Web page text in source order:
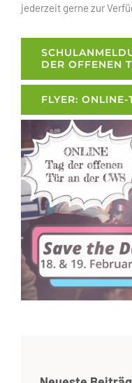
jederzeit gerne zur
DER OFFENEN
FLYER: